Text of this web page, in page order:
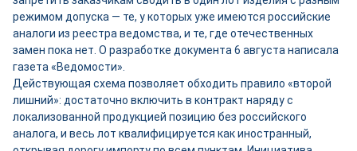
режимом допуска — те, у которых уже имеются российские
аналоги из реестра ведомства, и те, где отечественных
замен пока нет. О разработке документа 6 августа написала
газета «Ведомости».
Действующая схема позволяет обходить правило «второй
лишний»: достаточно включить в контракт наряду с
локализованной продукцией позицию без российского
аналога, и весь лот квалифицируется как иностранный,